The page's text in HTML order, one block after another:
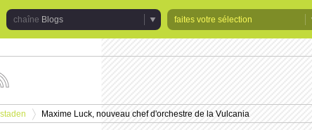
Blogs
faites votre sélection
>
Maxime Luck, nouveau chef d'orchestre de la Vulcania